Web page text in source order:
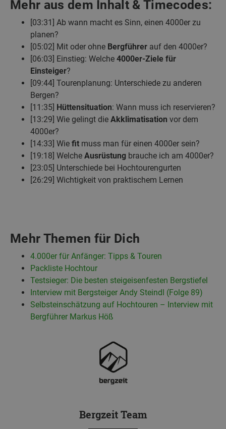
Mehr aus dem Inhalt & Timecodes:
[03:31] Ab wann macht es Sinn, einen 4000er zu
planen?
[05:02] Mit oder ohne Bergführer auf den 4000er?
[06:03] Einstieg: Welche 4000er-Ziele für
Einsteiger?
[09:44] Tourenplanung: Unterschiede zu anderen
Bergen?
[11:35] Hüttensituation: Wann muss ich reservieren?
[13:29] Wie gelingt die Akklimatisation vor dem
4000er?
[14:33] Wie fit muss man für einen 4000er sein?
[19:18] Welche Ausrüstung brauche ich am 4000er?
[23:05] Unterschiede bei Hochtourengurten
[26:29] Wichtigkeit von praktischem Lernen
Mehr Themen für Dich
4.000er für Anfänger: Tipps & Touren
Packliste Hochtour
Testsieger: Die besten steigeisenfesten Bergstiefel
Interview mit Bergsteiger Andy Steindl (Folge 89)
Selbsteinschätzung auf Hochtouren – Interview mit
Bergführer Markus Höß
Bergzeit Team